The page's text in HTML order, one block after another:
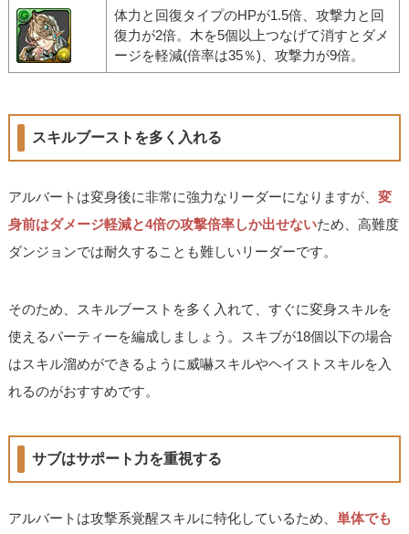
体力と回復タイプのHPが1.5倍、攻撃力と回
復力が2倍。木を5個以上つなげて消すとダメ
ージを軽減(倍率は35％)、攻撃力が9倍。
スキルブーストを多く入れる
アルバートは変身後に非常に強力なリーダーになりますが、変
身前はダメージ軽減と4倍の攻撃倍率しか出せないため、高難度
ダンジョンでは耐久することも難しいリーダーです。
そのため、スキルブーストを多く入れて、すぐに変身スキルを
使えるパーティーを編成しましょう。スキブが18個以下の場合
はスキル溜めができるように威嚇スキルやヘイストスキルを入
れるのがおすすめです。
サブはサポート力を重視する
アルバートは攻撃系覚醒スキルに特化しているため、単体でも